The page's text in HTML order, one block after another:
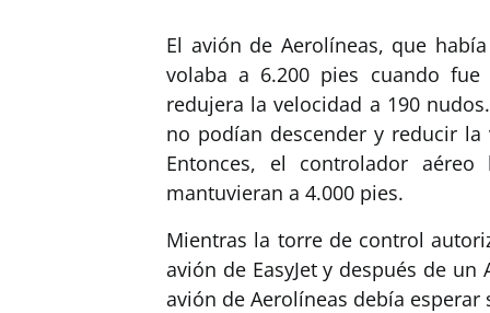
El avión de Aerolíneas, que
volaba a 6.200 pies cuando
redujera la velocidad a 190
no podían descender y reducir
Entonces, el controlador
mantuvieran a 4.000 pies.
Mientras la torre de control
avión de EasyJet y después de
avión de Aerolíneas debía